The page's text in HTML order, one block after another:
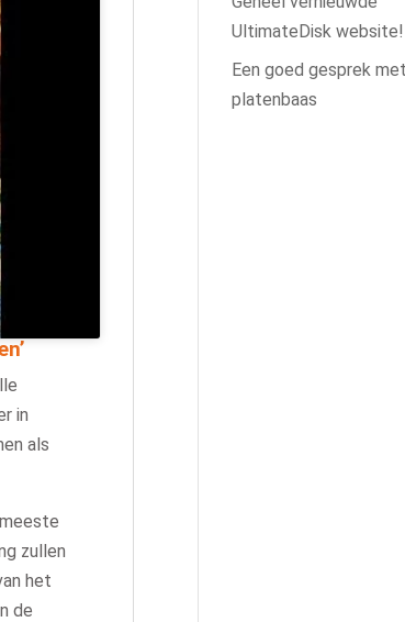
in
als
zullen
het
de
UltimateDisk website!
Een goed gesprek
platenbaas